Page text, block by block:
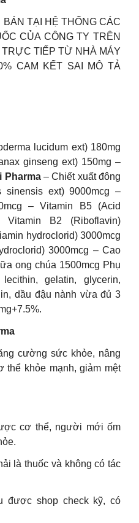
TẠI HỆ THỐNG CÁC
CỦA CÔNG TY TRÊN
TIẾP TỪ NHÀ MÁY
CAM KẾT SAI MÔ TẢ
lucidum ext) 180mg
ginseng ext) 150mg –
Pharma– Chiết xuất đông
sinensis ext) 9000mcg –
– Vitamin B5 (Acid
Vitamin B2 (Riboflavin)
hydroclorid) 3000mcg
3000mcg – Cao
ong chúa 1500mcg Phụ
gelatin, glycerin,
dầu đậu nành vừa đủ 3
cường sức khỏe, nâng
thể khỏe mạnh, giảm mệt
cơ thể, người mới ốm
là thuốc và không có tác
được shop check kỹ, có